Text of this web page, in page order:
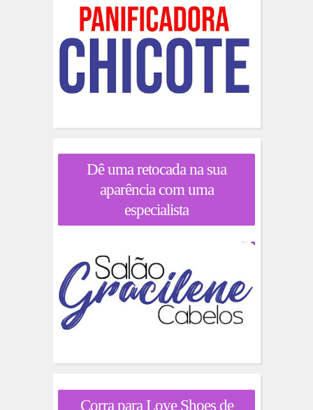
Dê uma retocada na sua
aparência com uma
especialista
Corra para Love Shoes de